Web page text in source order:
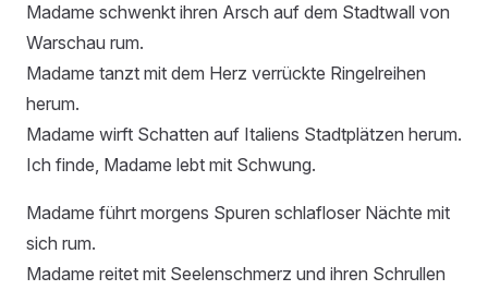
Madame schwenkt ihren Arsch auf dem Stadtwall von
Warschau rum.
Madame tanzt mit dem Herz verrückte Ringelreihen
herum.
Madame wirft Schatten auf Italiens Stadtplätzen herum.
Ich finde, Madame lebt mit Schwung.
Madame führt morgens Spuren schlafloser Nächte mit
sich rum.
Madame reitet mit Seelenschmerz und ihren Schrullen